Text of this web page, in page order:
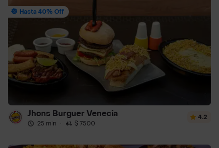
Hasta 40% Off
Jhons Burguer Venecia
25 min · $ 7500
4.2